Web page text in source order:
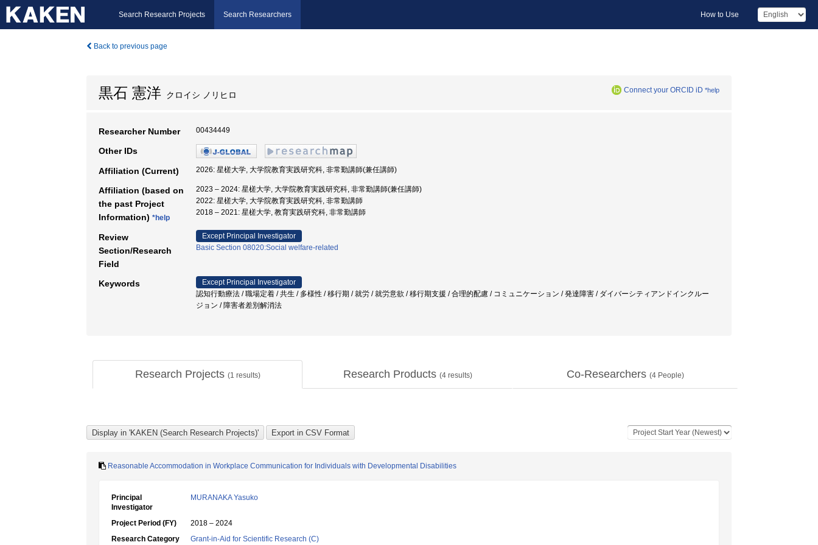
Search Research Projects Search Researchers How to Use
Back to previous page
黒石 憲洋 クロイシ ノリヒロ Connect your ORCID iD *help
Researcher Number 00434449
Other IDs
Affiliation (Current) 2026: 星槎大学, 大学院教育実践研究科, 非常勤講師(兼任講師)
Affiliation (based on
the past Project
Information) *help
2023 – 2024: 星槎大学, 大学院教育実践研究科, 非常勤講師(兼任講師)
2022: 星槎大学, 大学院教育実践研究科, 非常勤講師
2018 – 2021: 星槎大学, 教育実践研究科, 非常勤講師
Review
Section/Research
Field
Except Principal Investigator
Basic Section 08020:Social welfare-related
Keywords
Except Principal Investigator
認知行動療法 / 職場定着 / 共生 / 多様性 / 移行期 / 就労 / 就労意欲 / 移行期支援 / 合理的配慮 / コミュニケーション / 発達障害 / ダイバーシティアンドインクルー
ジョン / 障害者差別解消法
Research Projects (1 results) Research Products (4results) Co-Researchers (4People)
Reasonable Accommodation in Workplace Communication for Individuals with Developmental Disabilities
Principal
Investigator
MURANAKA Yasuko
Project Period (FY)
2018 – 2024
Research Category
Grant-in-Aid for Scientific Research (C)